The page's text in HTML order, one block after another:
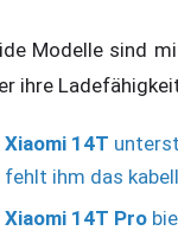
Modelle sind
ihre
Xiaomi 14T
fehlt ihm das
Xiaomi 14T Pro